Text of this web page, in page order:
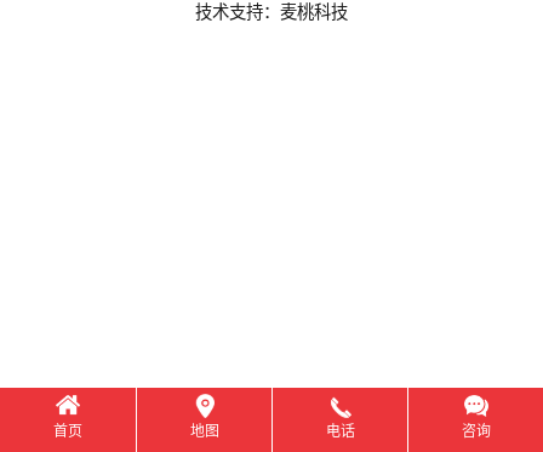
技术支持： 麦桃科技
首页 地图 电话 咨询